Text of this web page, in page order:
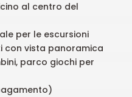
al centro del
per le escursioni
con vista panoramica
parco giochi per